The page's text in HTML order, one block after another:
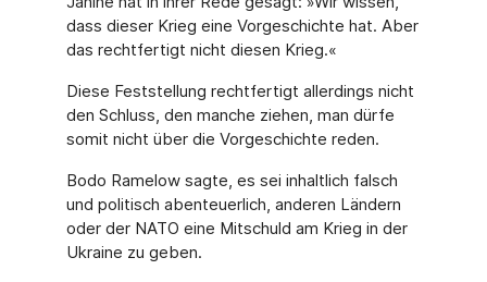
dass dieser Krieg eine Vorgeschichte hat. Aber
das rechtfertigt nicht diesen Krieg.«
Diese Feststellung rechtfertigt allerdings nicht
den Schluss, den manche ziehen, man dürfe
somit nicht über die Vorgeschichte reden.
Bodo Ramelow sagte, es sei inhaltlich falsch
und politisch abenteuerlich, anderen Ländern
oder der NATO eine Mitschuld am Krieg in der
Ukraine zu geben.